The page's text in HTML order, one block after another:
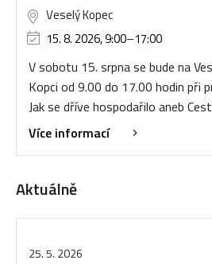
Veselý Kopec
15. 8. 2026, 9:00–17:00
V sobotu 15. srpna se bude na
Kopci od 9.00 do 17.00 hodin při
Jak se dříve hospodařilo aneb
Více informací
Aktuálně
25. 5. 2026